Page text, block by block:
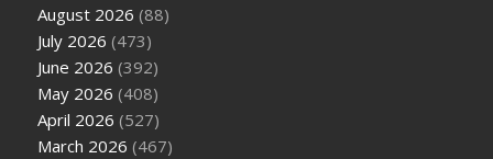
August 2026 (88)
July 2026 (473)
June 2026 (392)
May 2026 (408)
April 2026 (527)
March 2026 (467)